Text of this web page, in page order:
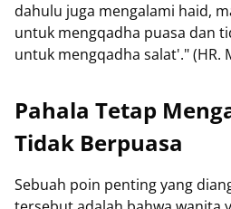
dahulu juga mengalami haid,
untuk mengqadha puasa dan
untuk mengqadha salat'." (HR.
Pahala Tetap
Tidak Berpuasa
Sebuah poin penting yang